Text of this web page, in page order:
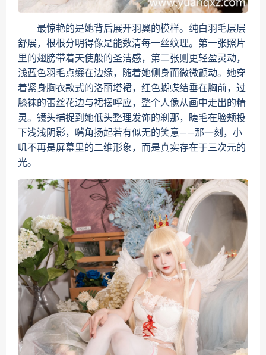
最惊艳的是她背后展开羽翼的模样。纯白羽毛层层
舒展，根根分明得像是能数清每一丝纹理。第一张照片
里的翅膀带着天使般的圣洁感，第二张则更轻盈灵动，
浅蓝色羽毛点缀在边缘，随着她侧身而微微颤动。她穿
着紧身胸衣款式的洛丽塔裙，红色蝴蝶结垂在胸前，过
膝袜的蕾丝花边与裙摆呼应，整个人像从画中走出的精
灵。镜头捕捉到她低头整理发饰的刹那，睫毛在脸颊投
下浅浅阴影，嘴角扬起若有似无的笑意——那一刻，小
叽不再是屏幕里的二维形象，而是真实存在于三次元的
光。